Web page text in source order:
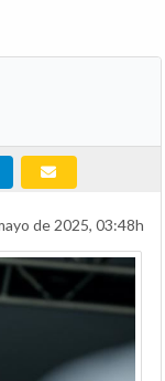
de 2025, 03:48h